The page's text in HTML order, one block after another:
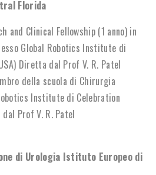
Florida
and Clinical Fellowship (1 anno) in
Global Robotics Institute di
Diretta dal Prof V. R. Patel
della scuola di Chirurgia
Institute di Celebration
Prof V. R. Patel
di Urologia Istituto Europeo di